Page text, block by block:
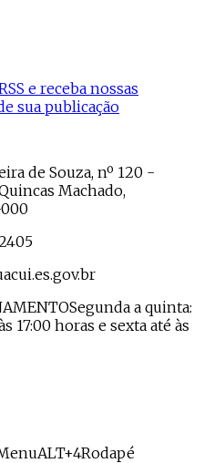
e receba nossas
sua publicação
de Souza, nº 120 -
Machado,
Segunda a quinta:
17:00 horas e sexta até às
ALT+4Rodapé